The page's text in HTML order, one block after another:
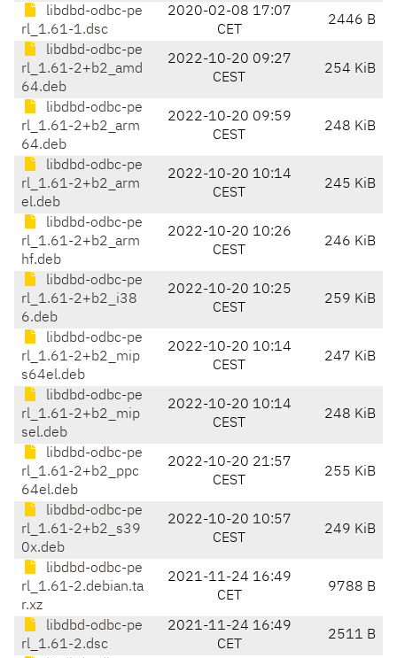
libdbd-odbc-pe
rl_1.61-1.dsc
2020-02-08 17:07
CET
2446 B
libdbd-odbc-pe
rl_1.61-2+b2_amd
64.deb
2022-10-20 09:27
CEST
254 KiB
libdbd-odbc-pe
rl_1.61-2+b2_arm
64.deb
2022-10-20 09:59
CEST
248 KiB
libdbd-odbc-pe
rl_1.61-2+b2_arm
el.deb
2022-10-20 10:14
CEST
245 KiB
libdbd-odbc-pe
rl_1.61-2+b2_arm
hf.deb
2022-10-20 10:26
CEST
246 KiB
libdbd-odbc-pe
rl_1.61-2+b2_i38
6.deb
2022-10-20 10:25
CEST
259 KiB
libdbd-odbc-pe
rl_1.61-2+b2_mip
s64el.deb
2022-10-20 10:14
CEST
247 KiB
libdbd-odbc-pe
rl_1.61-2+b2_mip
sel.deb
2022-10-20 10:14
CEST
248 KiB
libdbd-odbc-pe
rl_1.61-2+b2_ppc
64el.deb
2022-10-20 21:57
CEST
255 KiB
libdbd-odbc-pe
rl_1.61-2+b2_s39
0x.deb
2022-10-20 10:57
CEST
249 KiB
libdbd-odbc-pe
rl_1.61-2.debian.ta
r.xz
2021-11-24 16:49
CET
9788 B
libdbd-odbc-pe
rl_1.61-2.dsc
2021-11-24 16:49
CET
2511 B